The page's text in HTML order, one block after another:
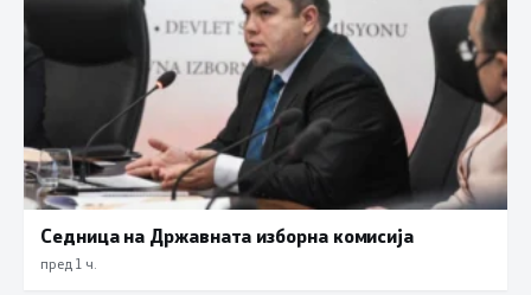
Седница на Државната изборна комисија
пред 1 ч.